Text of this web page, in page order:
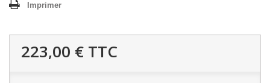
Imprimer
223,00 € TTC